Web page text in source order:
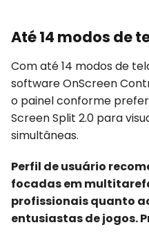
Até 14 modos de
Com até 14 modos de
software OnScreen
o painel conforme
Screen Split 2.0 para
simultâneas.
Perfil de usuário
focadas em
profissionais quanto
entusiastas de jogos.